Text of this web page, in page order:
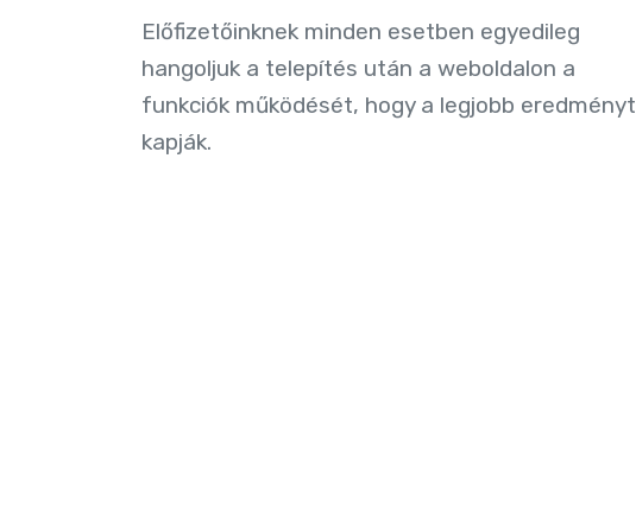
Előfizetőinknek minden esetben egyedileg
hangoljuk a telepítés után a weboldalon a
funkciók működését, hogy a legjobb eredményt
kapják.